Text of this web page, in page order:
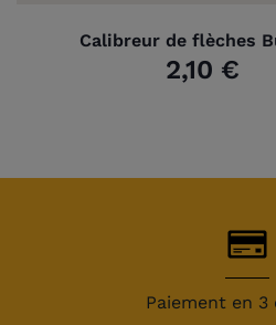
Calibreur de flèches
2,10 €
Paiement en 3